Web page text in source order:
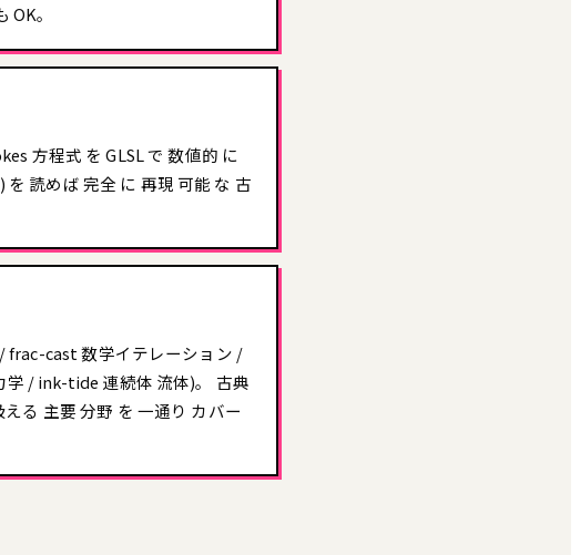
。
方程式 を GLSL で 数値的 に
読めば 完全 に 再現 可能 な 古
cast 数学イテレーション /
/ ink-tide 連続体 流体)。 古典
る 主要 分野 を 一通り カバー